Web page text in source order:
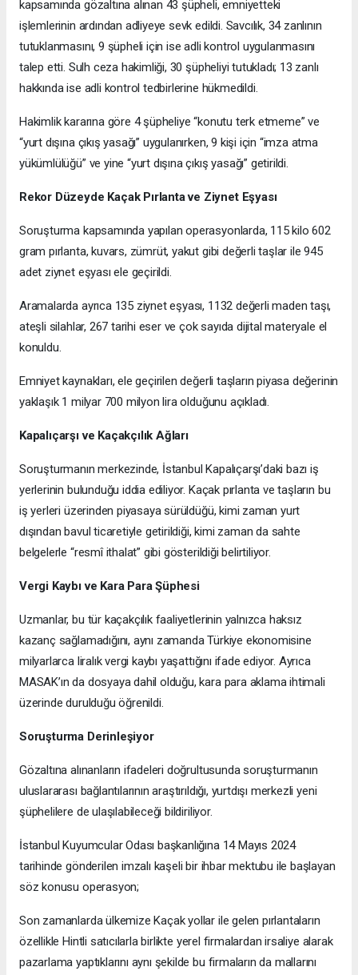
kapsamında gözaltına alınan 43 şüpheli, emniyetteki
işlemlerinin ardından adliyeye sevk edildi. Savcılık, 34 zanlının
tutuklanmasını, 9 şüpheli için ise adli kontrol uygulanmasını
talep etti. Sulh ceza hakimliği, 30 şüpheliyi tutukladı; 13 zanlı
hakkında ise adli kontrol tedbirlerine hükmedildi.
Hakimlik kararına göre 4 şüpheliye “konutu terk etmeme” ve
“yurt dışına çıkış yasağı” uygulanırken, 9 kişi için “imza atma
yükümlülüğü” ve yine “yurt dışına çıkış yasağı” getirildi.
Rekor Düzeyde Kaçak Pırlanta ve Ziynet Eşyası
Soruşturma kapsamında yapılan operasyonlarda, 115 kilo 602
gram pırlanta, kuvars, zümrüt, yakut gibi değerli taşlar ile 945
adet ziynet eşyası ele geçirildi.
Aramalarda ayrıca 135 ziynet eşyası, 1132 değerli maden taşı,
ateşli silahlar, 267 tarihi eser ve çok sayıda dijital materyale el
konuldu.
Emniyet kaynakları, ele geçirilen değerli taşların piyasa değerinin
yaklaşık 1 milyar 700 milyon lira olduğunu açıkladı.
Kapalıçarşı ve Kaçakçılık Ağları
Soruşturmanın merkezinde, İstanbul Kapalıçarşı’daki bazı iş
yerlerinin bulunduğu iddia ediliyor. Kaçak pırlanta ve taşların bu
iş yerleri üzerinden piyasaya sürüldüğü, kimi zaman yurt
dışından bavul ticaretiyle getirildiği, kimi zaman da sahte
belgelerle “resmî ithalat” gibi gösterildiği belirtiliyor.
Vergi Kaybı ve Kara Para Şüphesi
Uzmanlar, bu tür kaçakçılık faaliyetlerinin yalnızca haksız
kazanç sağlamadığını, aynı zamanda Türkiye ekonomisine
milyarlarca liralık vergi kaybı yaşattığını ifade ediyor. Ayrıca
MASAK’ın da dosyaya dahil olduğu, kara para aklama ihtimali
üzerinde durulduğu öğrenildi.
Soruşturma Derinleşiyor
Gözaltına alınanların ifadeleri doğrultusunda soruşturmanın
uluslararası bağlantılarının araştırıldığı, yurtdışı merkezli yeni
şüphelilere de ulaşılabileceği bildiriliyor.
İstanbul Kuyumcular Odası başkanlığına 14 Mayıs 2024
tarihinde gönderilen imzalı kaşeli bir ihbar mektubu ile başlayan
söz konusu operasyon;
Son zamanlarda ülkemize Kaçak yollar ile gelen pırlantaların
özellikle Hintli satıcılarla birlikte yerel firmalardan irsaliye alarak
pazarlama yaptıklarını aynı şekilde bu firmaların da mallarını